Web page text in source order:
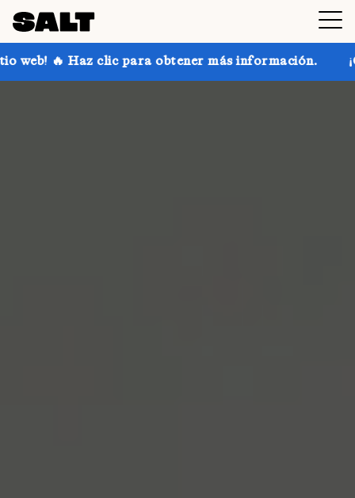
para obtener más información. ¡Consigue hasta un